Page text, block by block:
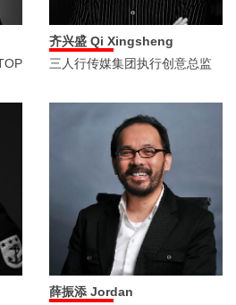
齐兴盛 Qi Xingsheng
三人行传媒集团执行创意总监
薛振添 Jordan